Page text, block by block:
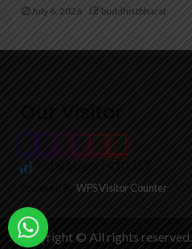
July 6, 2026 buddhistbharat
3 5 7
Total Users : 410357
WPS Visitor Counter
Copyright © All rights reserved.